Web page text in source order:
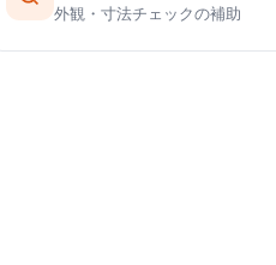
外観・寸法チェックの補助